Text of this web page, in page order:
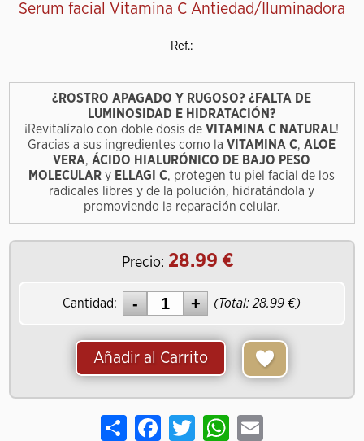
Serum facial Vitamina C Antiedad/Iluminadora
Ref.:
¿ROSTRO APAGADO Y RUGOSO? ¿FALTA DE
LUMINOSIDAD E HIDRATACIÓN?
¡Revitalízalo con doble dosis deVITAMINA C NATURAL!
Gracias a sus ingredientes como laVITAMINA C,ALOE
VERA,ÁCIDO HIALURÓNICO DE BAJO PESO
MOLECULAR y ELLAGI C, protegen tu piel facial de los
radicales libres y de la polución, hidratándola y
promoviendo la reparación celular.
Precio: 28.99
Cantidad: (Total:28.99 )
Añadir al Carrito
ShareFacebook
TwitterWhatsApp
Email